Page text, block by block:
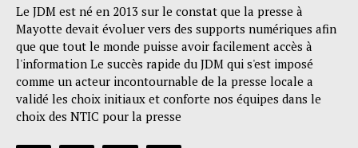
Le JDM est né en 2013 sur le constat que la presse à
Mayotte devait évoluer vers des supports numériques afin
que que tout le monde puisse avoir facilement accès à
l'information Le succès rapide du JDM qui s'est imposé
comme un acteur incontournable de la presse locale a
validé les choix initiaux et conforte nos équipes dans le
choix des NTIC pour la presse